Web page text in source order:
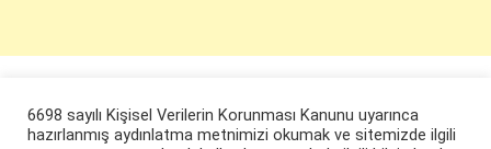
6698 sayılı Kişisel Verilerin Korunması Kanunu uyarınca
hazırlanmış aydınlatma metnimizi okumak ve sitemizde ilgili